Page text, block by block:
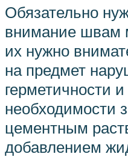
Обязательно
внимание швам
их нужно
на предмет
герметичности
необходимости
цементным
добавлением